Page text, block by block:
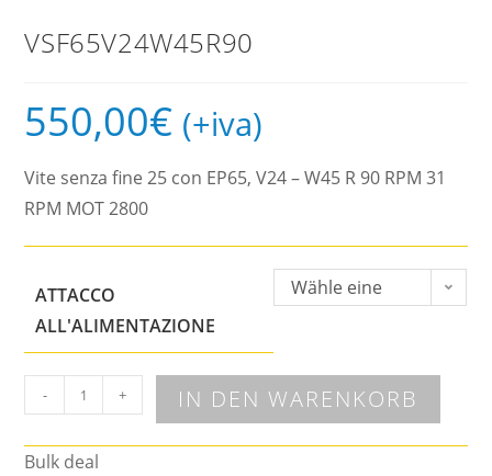
VSF65V24W45R90
550,00€ (+iva)
Vite senza fine 25 con EP65, V24 – W45 R 90 RPM 31
RPM MOT 2800
ATTACCO
ALL'ALIMENTAZIONE
Wähle eine
- + IN DEN WARENKORB
Bulk deal